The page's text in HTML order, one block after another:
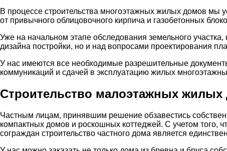
В процессе строительства многоэтажных жилых домов мы
от привычного облицовочного кирпича и газобетонных
Уже на начальном этапе обследования земельного
дизайна постройки, но и над вопросами проектирования
У нас имеются все необходимые разрешительные
коммуникаций и сдачей в эксплуатацию жилых
Строительство малоэтажных жилых
Частным лицам, принявшим решение обзавестись
компактных домов и роскошных коттеджей. С учетом того,
сограждан строительство частного дома является